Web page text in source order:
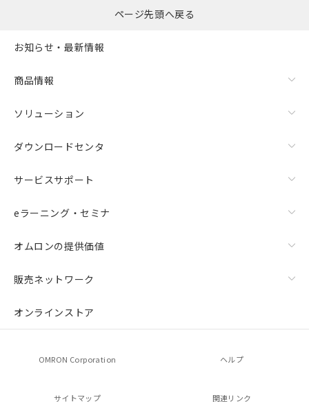
ページ先頭へ戻る
お知らせ・最新情報
商品情報
ソリューション
ダウンロードセンタ
サービスサポート
eラーニング・セミナ
オムロンの提供価値
販売ネットワーク
オンラインストア
OMRON Corporation ヘルプ
サイトマップ 関連リンク